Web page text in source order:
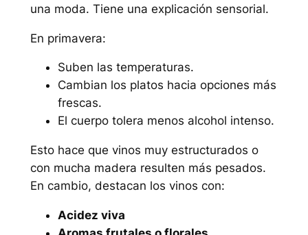
una moda. Tiene una explicación sensorial.
En primavera:
Suben las temperaturas.
Cambian los platos hacia opciones más
frescas.
El cuerpo tolera menos alcohol intenso.
Esto hace que vinos muy estructurados o
con mucha madera resulten más pesados.
En cambio, destacan los vinos con:
Acidez viva